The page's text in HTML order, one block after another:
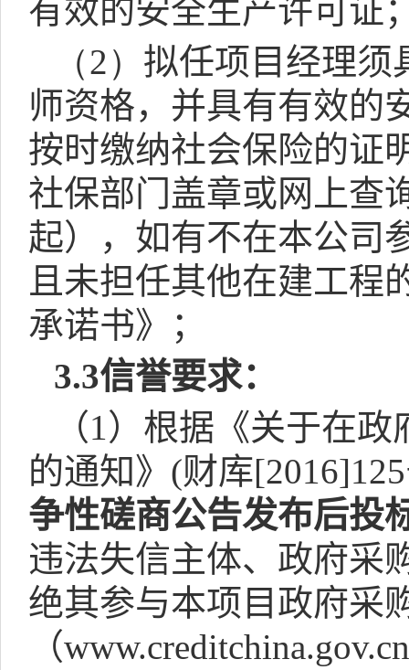
有效的安全生产许可证
（2） 拟任项目经理须
师资格，并具有有效的
按时缴纳社会保险的证
社保部门盖章或网上查
起），如有不在本公司
且未担任其他在建工程
承诺书》；
3.3信誉要求：
（1）根据《关于在
的通知》 (财库[2016]125
争性磋商公告发布后投
违法失信主体、政府采
绝其参与本项目政府采
（www.creditchina.gov.cn